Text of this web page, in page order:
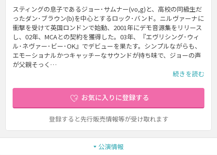
スティングの息子であるジョー･サムナー(vo,g)と、高校の同級生だ
ったダン･ブラウン(b)を中心とするロック･バンド。ニルヴァーナに
衝撃を受けて英国ロンドンで始動、2001年にデモ音源集をリリース
し、02年、MCAとの契約を獲得した。03年、『エヴリシング･ウィ
ル･ネヴァー･ビー･OK』でデビューを果たす。シンプルながらも、
エモーショナルかつキャッチーなサウンドが持ち味で、ジョーの声
が父親そっく…
続きを読む
お気に入りに登録する
登録すると先行販売情報等が受け取れます
公演情報